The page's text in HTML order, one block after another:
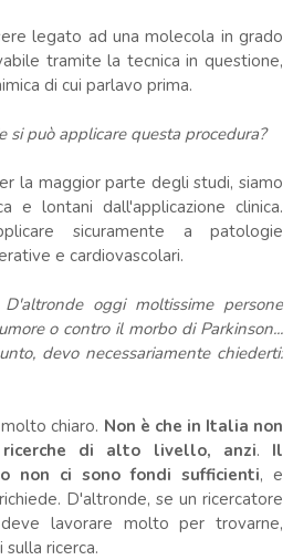
legato ad una molecola in grado
tramite la tecnica in questione,
di cui parlavo prima.
si può applicare questa procedura?
la maggior parte degli studi, siamo
e lontani dall'applicazione clinica.
sicuramente a patologie
e cardiovascolari.
oggi moltissime persone
o contro il morbo di Parkinson...
devo necessariamente chiederti:
chiaro. Non è che in Italia non
di alto livello, anzi. Il
non ci sono fondi sufficienti, e
D'altronde, se un ricercatore
lavorare molto per trovarne,
ricerca.